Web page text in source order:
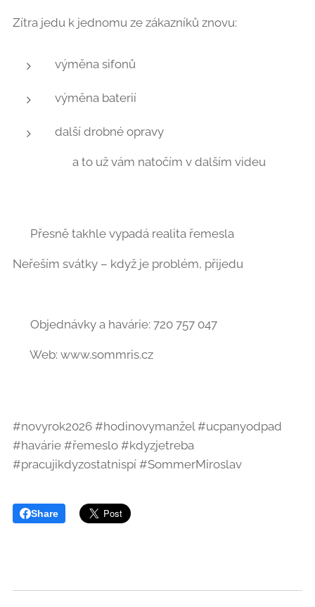
Zítra jedu k jednomu ze zákazníků znovu:
výměna sifonů
výměna baterií
další drobné opravy
👉 a to už vám natočím v dalším videu 🎥😉
📌 Přesně takhle vypadá realita řemesla
Neřeším svátky – když je problém, přijedu ✔️
📞 Objednávky a havárie: 720 757 047
🌐 Web: www.sommris.cz
#novyrok2026 #hodinovymanžel #ucpanyodpad
#havárie #řemeslo #kdyzjetreba
#pracujikdyzostatnispí #SommerMiroslav 🔧🚿💪
Share